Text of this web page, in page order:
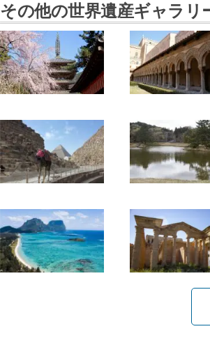
その他の世界遺産ギャラリ